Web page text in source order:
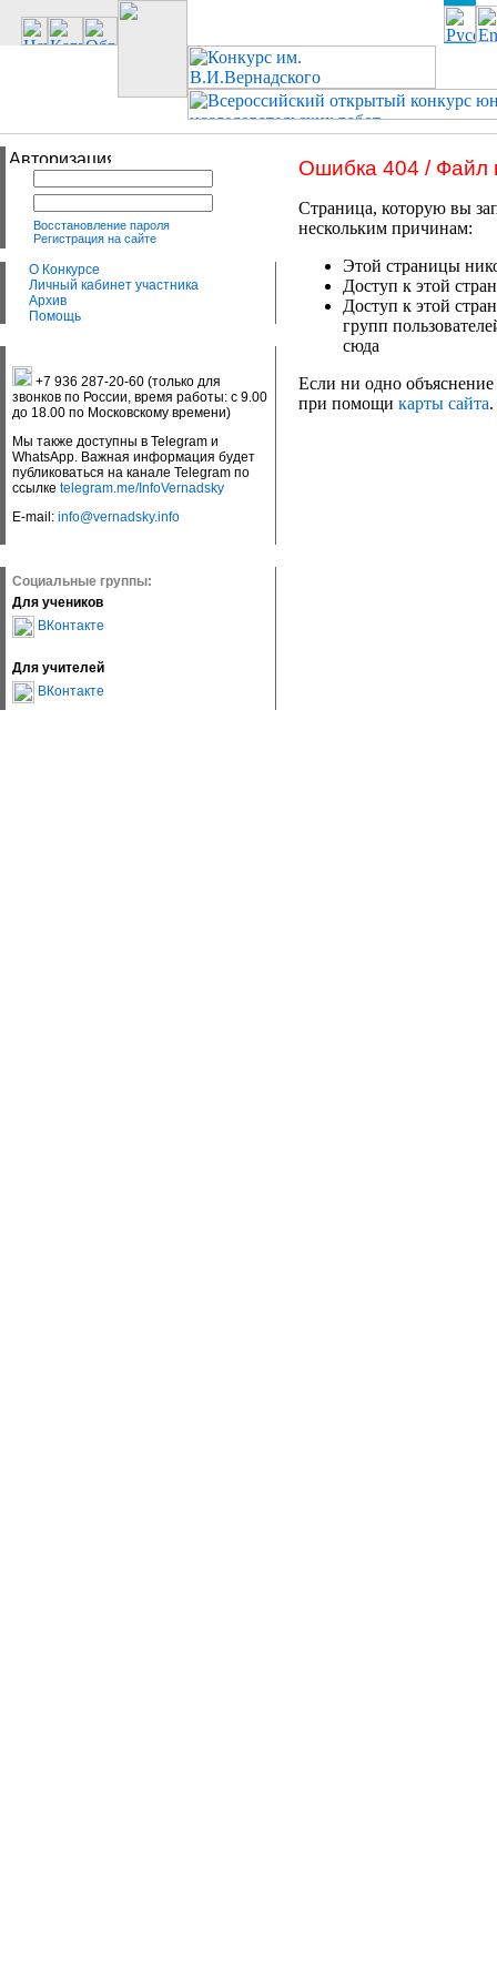
Восстановление пароля
Регистрация на сайте
О Конкурсе
Личный кабинет участника
Архив
Помощь
+7 936 287-20-60 (только для
звонков по России, время работы: с 9.00
до 18.00 по Московскому времени)
Мы также доступны в Telegram и
WhatsApp. Важная информация будет
публиковаться на канале Telegram по
ссылке telegram.me/InfoVernadsky
E-mail: info@vernadsky.info
Социальные группы:
Для учеников
ВКонтакте
Для учителей
ВКонтакте
Ошибка 404 / Файл
Страница, которую вы
нескольким причинам:
Этой страницы
Доступ к этой
Доступ к этой
групп
сюда
Если ни одно объяснение
при помощи карты сайта.